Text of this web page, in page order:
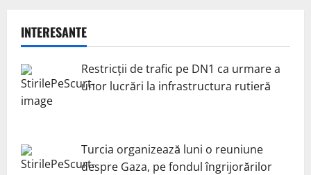
INTERESANTE
Restricții de trafic pe DN1 ca urmare a
unor lucrări la infrastructura rutieră
Turcia organizează luni o reuniune
despre Gaza, pe fondul îngrijorărilor